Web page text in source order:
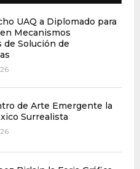
UAQ a Diplomado para
Mecanismos
Solución de
de Arte Emergente la
Surrealista